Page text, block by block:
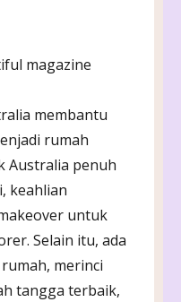
magazine
membantu
rumah
Australia penuh
keahlian
untuk
Selain itu, ada
merinci
tangga terbaik,